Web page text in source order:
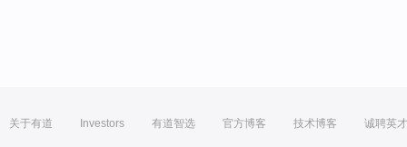
关于有道 Investors 有道智选 官方博客 技术博客 诚聘英才